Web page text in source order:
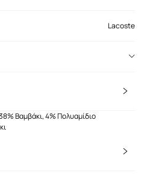
Lacoste
Βαμβάκι, 4% Πολυαμίδιο